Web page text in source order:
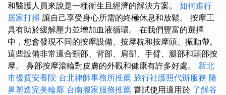
和醫護人員來說是一種衛生且經濟的解決方案。 如何進行
居家打掃 讓自己享受身心所需的終極休息和放鬆。 按摩工
具有助於緩解壓力並增加血液循環。 在我們豐富的選擇
中，您會發現不同的按摩設備、按摩枕和按摩頭、振動帶。
這些設備非常適合頸部、背部、肩部、手臂、腿部和頭部按
摩。 鼻部按摩滾輪對皮膚的外觀和健康有許多好處。 新北
市優質安養院 台北律師事務所推薦 旅行社護照代辦服務 隆
鼻塑造完美輪廓 台南搬家服務推薦 嘗試使用適用於 了解谷